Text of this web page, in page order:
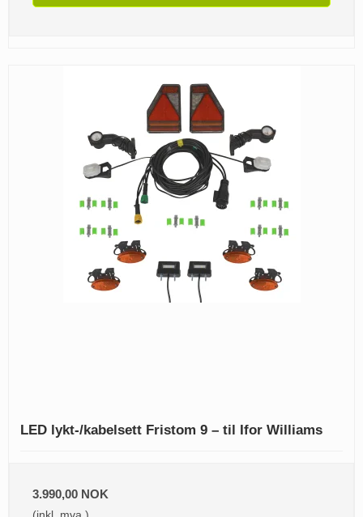
LED lykt-/kabelsett Fristom 9 – til Ifor Williams
3.990,00 NOK